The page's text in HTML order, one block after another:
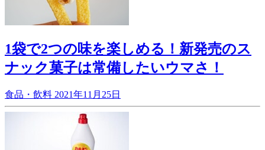
1袋で2つの味を楽しめる！新発売のス
ナック菓子は常備したいウマさ！
食品・飲料 2021年11月25日